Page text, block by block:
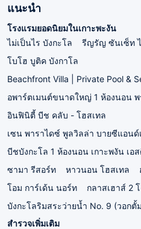
แนะนำ
โรงแรมยอดนิยมในเกาะพะงัน
ไม่เป็นไร บังกะโล
รีญรัญ ซันเซ็ท
โบโฮ บูติค บังกาโล
Beachfront Villa | Private Pool &
อพาร์ตเมนต์ขนาดใหญ่ 1 ห้องนอน
อินฟินิตี้ บีช คลับ - โฮสเทล
เซน พาราไดซ์ พูลวิลล่า บายซีแอนด์
บีชบังกะโล 1 ห้องนอน เกาะพงัน เอ
ซามา รีสอร์ท
หาวนอน โฮสเทล
โอม การ์เด้น นอร์ท
กลาสเฮาส์ 2
บังกะโลริมสระว่ายน้ำ No. 9 (วอกตั้
สำรวจเพิ่มเติม